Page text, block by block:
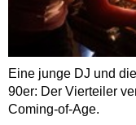
Eine junge DJ und
90er: Der Vierteiler
Coming-of-Age.